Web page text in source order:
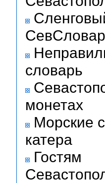
словарь
монетах
Морские
катера
Гостям